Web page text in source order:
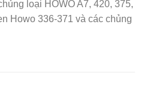
loại HOWO A7, 420, 375,
Howo 336-371 và các chủng